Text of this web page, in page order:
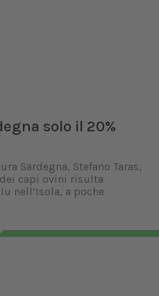
solo il 20%
Sardegna, Stefano Taras,
capi ovini risulta
nell’Isola, a poche